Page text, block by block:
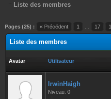
Liste des membres
Pages (25) : « Précédent 1 17
Liste des membres
Avatar Utilisateur
IrwinHaigh
Niveau: 0